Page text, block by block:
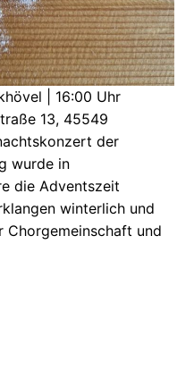
| 16:00 Uhr
13, 45549
der
wurde in
die Adventszeit
winterlich und
Chorgemeinschaft und